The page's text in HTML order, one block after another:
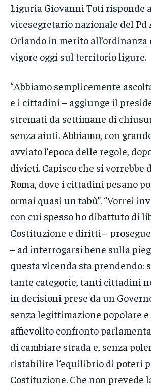
Liguria Giovanni Toti risponde
vicesegretario nazionale del Pd
Orlando in merito
vigore oggi sul territorio ligure.
“Abbiamo semplicemente
e i cittadini – aggiunge il
stremati da settimane di
senza aiuti. Abbiamo, con
avviato l’epoca delle regole,
divieti. Capisco che si vorrebbe
Roma, dove i cittadini pesano
ormai quasi un tabù”. “Vorrei
con cui spesso ho dibattuto di
Costituzione e diritti –
– ad interrogarsi bene sulla
questa vicenda sta prendendo:
tante categorie, tanti cittadini
in decisioni prese da un
senza legittimazione popolare e
affievolito confronto
di cambiare strada e, senza
ristabilire l‘equilibrio di poteri
Costituzione. Che non prevede